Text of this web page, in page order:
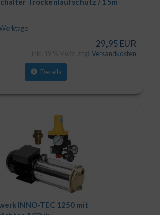
29,95 EUR
Versandkosten
Details
INNO-TEC 1250 mit